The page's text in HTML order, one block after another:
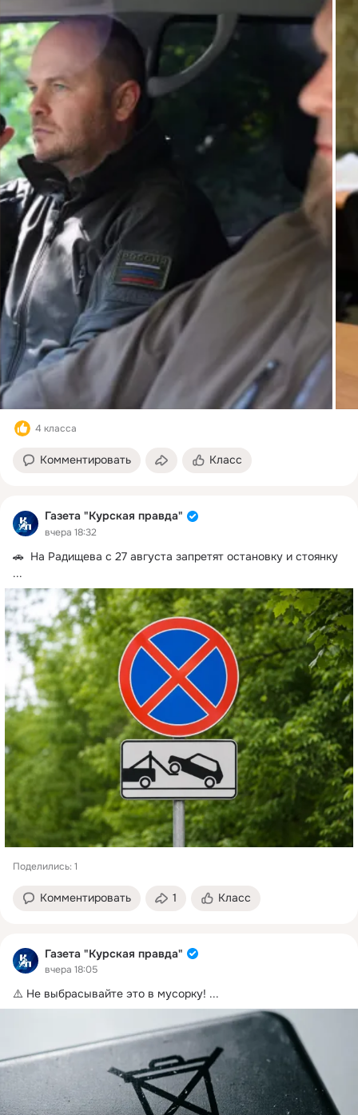
4 класса
Комментировать Класс
Газета "Курская правда"
вчера 18:32
🚗  На Радищева с 27 августа запретят остановку и стоянку
...
Поделились: 1
Комментировать 1 Класс
Газета "Курская правда"
вчера 18:05
⚠️ Не выбрасывайте это в мусорку! ...